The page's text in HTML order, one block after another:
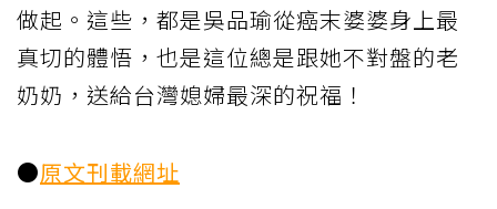
做起。這些，都是吳品瑜從癌末婆婆身上最
真切的體悟，也是這位總是跟她不對盤的老
奶奶，送給台灣媳婦最深的祝福！
●原文刊載網址